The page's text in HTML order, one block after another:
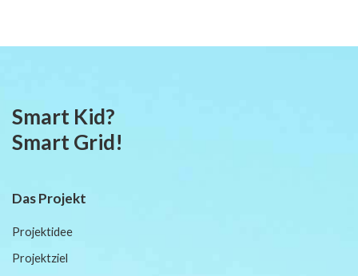
Smart Kid?
Smart Grid!
Das Projekt
Projektidee
Projektziel